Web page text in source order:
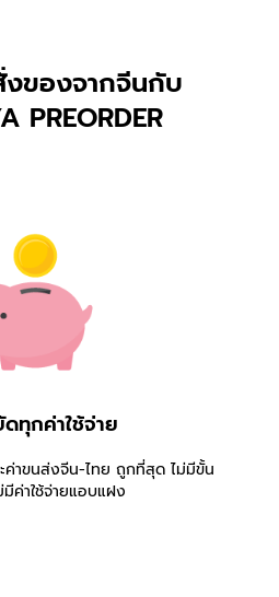
งของจากจีนกับ
PREORDER
ดทุกค่าใช้จ่าย
ค่าขนส่งจีน-ไทย ถูกที่สุด ไม่มีขั้น
มีค่าใช้จ่ายแอบแฝง